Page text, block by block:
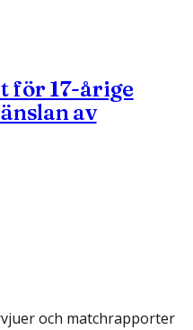
för 17-årige
av
och matchrapporter